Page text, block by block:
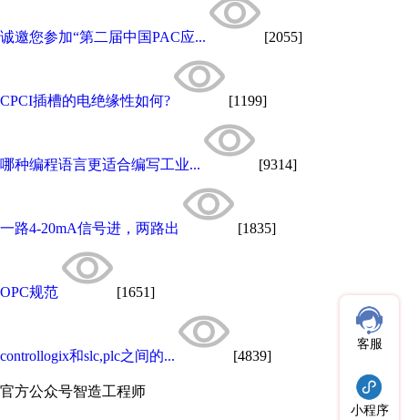
诚邀您参加“第二届中国PAC应... [2055]
CPCI插槽的电绝缘性如何? [1199]
哪种编程语言更适合编写工业... [9314]
一路4-20mA信号进，两路出 [1835]
OPC规范 [1651]
controllogix和slc,plc之间的... [4839]
官方公众号智造工程师
客服
小程序